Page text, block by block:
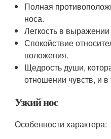
Полная
носа.
Легкость в
Спокойствие
положения.
Щедрость души,
отношении чувств, и
Узкий нос
Особенности характера: